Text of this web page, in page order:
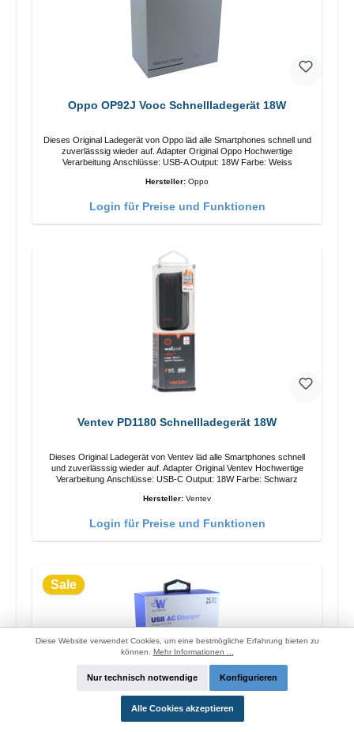
Oppo OP92J Vooc Schnellladegerät 18W
Dieses Original Ladegerät von Oppo läd alle Smartphones schnell und
zuverlässsig wieder auf. Adapter Original Oppo Hochwertige
Verarbeitung Anschlüsse: USB-A Output: 18W Farbe: Weiss
Hersteller: Oppo
Login für Preise und Funktionen
Ventev PD1180 Schnellladegerät 18W
Dieses Original Ladegerät von Ventev läd alle Smartphones schnell
und zuverlässsig wieder auf. Adapter Original Ventev Hochwertige
Verarbeitung Anschlüsse: USB-C Output: 18W Farbe: Schwarz
Hersteller: Ventev
Login für Preise und Funktionen
Sale
Diese Website verwendet Cookies, um eine bestmögliche Erfahrung bieten zu
können. Mehr Informationen ...
Nur technisch notwendige Konfigurieren
Alle Cookies akzeptieren